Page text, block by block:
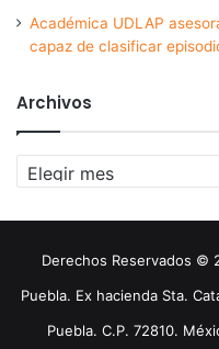
Académica UDLAP
capaz de clasificar
Archivos
Archivos
Derechos Reservados ©
Puebla. Ex hacienda Sta.
Puebla. C.P. 72810.